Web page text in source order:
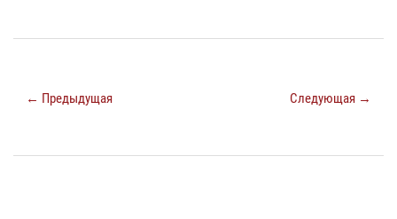
← Предыдущая Следующая →